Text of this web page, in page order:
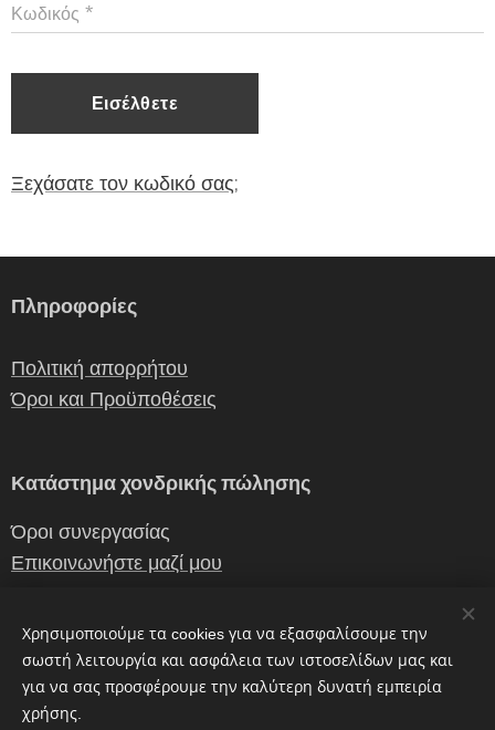
Κωδικός
Εισέλθετε
Ξεχάσατε τον κωδικό σας;
Πληροφορίες
Πολιτική απορρήτου
Όροι και Προϋποθέσεις
Κατάστημα χονδρικής πώλησης
Όροι συνεργασίας
Επικοινωνήστε μαζί μου
Επικοινωνια
Χρησιμοποιούμε τα cookies για να εξασφαλίσουμε την
σωστή λειτουργία και ασφάλεια των ιστοσελίδων μας και
για να σας προσφέρουμε την καλύτερη δυνατή εμπειρία
χρήσης.